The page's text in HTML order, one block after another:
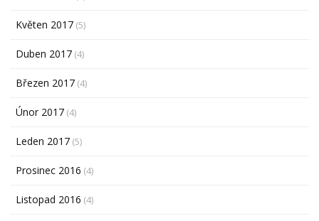
Květen 2017 (5)
Duben 2017 (4)
Březen 2017 (4)
Únor 2017 (4)
Leden 2017 (5)
Prosinec 2016 (4)
Listopad 2016 (4)